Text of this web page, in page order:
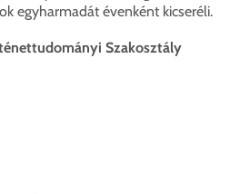
egyharmadát évenként kicseréli.
Szakosztály